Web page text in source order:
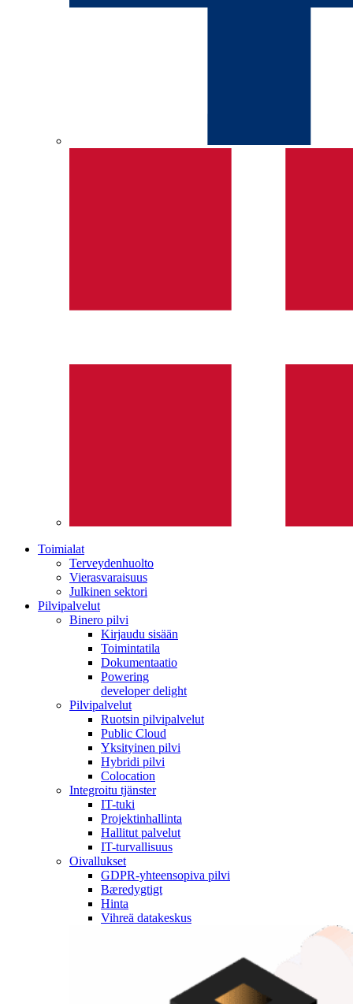
Toimialat
Terveydenhuolto
Vierasvaraisuus
Julkinen sektori
Pilvipalvelut
Binero pilvi
Kirjaudu sisään
Toimintatila
Dokumentaatio
Powering
developer delight
Pilvipalvelut
Ruotsin pilvipalvelut
Public Cloud
Yksityinen pilvi
Hybridi pilvi
Colocation
Integroitu tjänster
IT-tuki
Projektinhallinta
Hallitut palvelut
IT-turvallisuus
Oivallukset
GDPR-yhteensopiva pilvi
Bæredygtigt
Hinta
Vihreä datakeskus